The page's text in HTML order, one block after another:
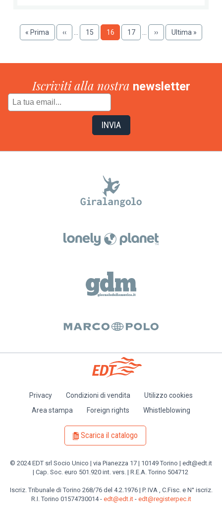
Paginazione
Prima
pagina
« Prima
Pagina
precedente
‹‹ Pagina
15 Pagina
16 Pagina
17
Pagina
successiva
››
Ultima
pagina
Ultima »
Iscriviti alla nostra newsletter
Privacy Condizioni di vendita
Utilizzo cookies
Area stampa
Foreign rights Whistleblowing
Scarica il catalogo
© 2024 EDT srl Socio Unico | via Pianezza 17 | 10149 Torino | edt@edt.it
| Cap. Soc. euro 501.920 int. vers. | R.E.A. Torino 504712
Iscriz. Tribunale di Torino 268/76 del 4.2.1976 | P. IVA , C.Fisc. e N° iscriz.
R.I. Torino 01574730014 - edt@edt.it- edt@registerpec.it